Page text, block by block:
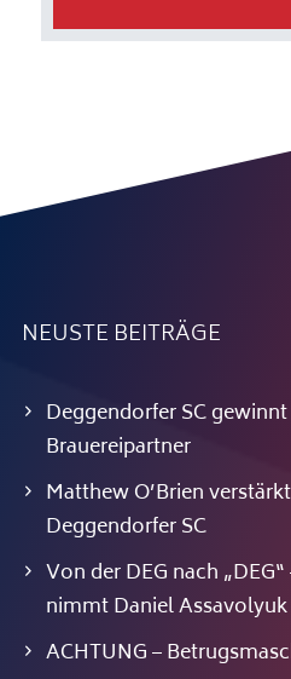
NEUSTE BEITRÄGE
Deggendorfer SC
Brauereipartner
Matthew O’Brien
Deggendorfer SC
Von der DEG nach
nimmt Daniel
ACHTUNG –